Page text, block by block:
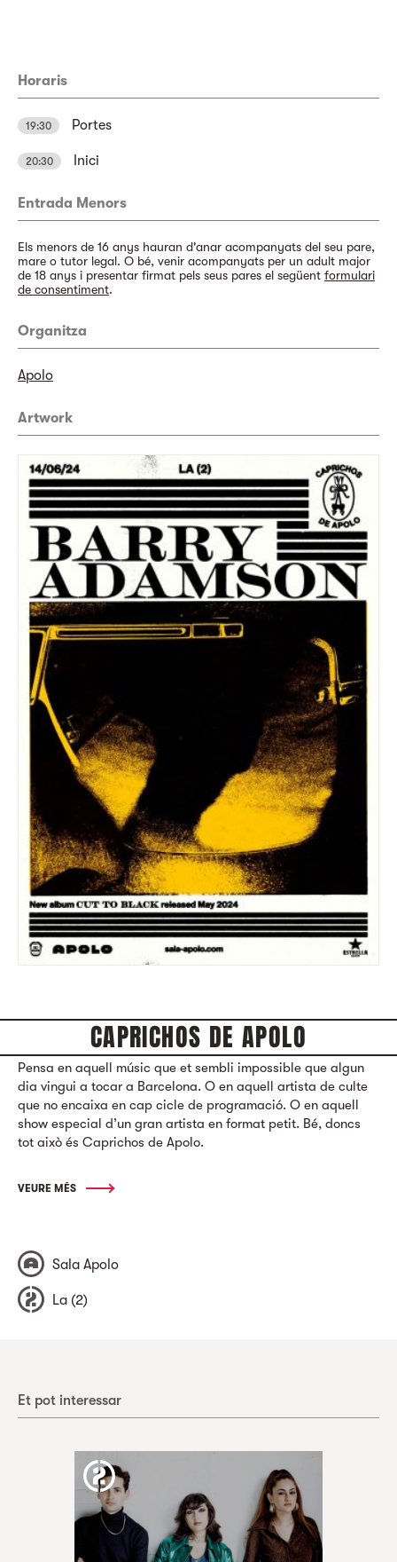
Horaris
19:30 Portes
20:30 Inici
Entrada Menors
Els menors de 16 anys hauran d'anar acompanyats del seu pare,
mare o tutor legal. O bé, venir acompanyats per un adult major
de 18 anys i presentar firmat pels seus pares el següent formulari
de consentiment.
Organitza
Apolo
Artwork
CAPRICHOS DE APOLO
Pensa en aquell músic que et sembli impossible que algun
dia vingui a tocar a Barcelona. O en aquell artista de culte
que no encaixa en cap cicle de programació. O en aquell
show especial d’un gran artista en format petit. Bé, doncs
tot això és Caprichos de Apolo.
VEURE MÉS
Sala Apolo
La (2)
Et pot interessar